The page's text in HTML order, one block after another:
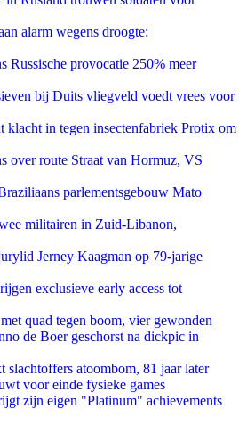
alarm wegens droogte:
Russische provocatie 250% meer
bij Duits vliegveld voedt vrees voor
klacht in tegen insectenfabriek Protix om
over route Straat van Hormuz, VS
parlementsgebouw Mato
militairen in Zuid-Libanon,
Jerney Kaagman op 79-jarige
exclusieve early access tot
quad tegen boom, vier gewonden
de Boer geschorst na dickpic in
slachtoffers atoombom, 81 jaar later
voor einde fysieke games
zijn eigen "Platinum" achievements